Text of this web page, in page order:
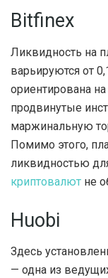
Bitfinex
Ликвидность на
варьируются от
ориентирована
продвинутые
маржинальную
Помимо этого,
ликвидностью
криптовалют не
Huobi
Здесь
— одна из